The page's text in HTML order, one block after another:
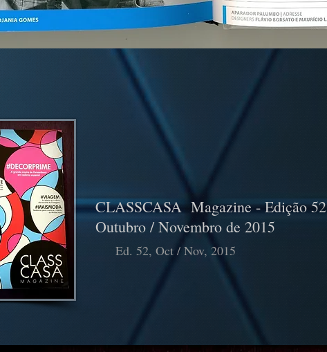
CLASSCASA Magazine - Edição 52
Outubro / Novembro de 2015
Ed. 52, Oct / Nov, 2015